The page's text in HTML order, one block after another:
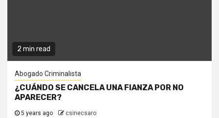
2 min read
Abogado Criminalista
¿CUÁNDO SE CANCELA UNA FIANZA POR NO
APARECER?
5 years ago csinecsaro